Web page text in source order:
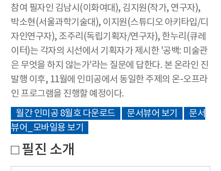
참여 필자인 김남시(이화여대), 김지원(작가, 연구자),
박소현(서울과학기술대), 이지원(스튜디오 아키타입/디
자인연구자), 조주리(독립기획자/연구자), 한누리(큐레
이터)는 각자의 시선에서 기획자가 제시한 '공백: 미술관
은 무엇을 하지 않는가'라는 질문에 답한다. 본 온라인 진
발행 이후, 11월에 인미공에서 동일한 주제의 온-오프라
인 프로그램을 진행할 예정이다.
월간 인미공 8월호 다운로드
문서뷰어 보기
문서
뷰어_모바일용 보기
□ 필진 소개